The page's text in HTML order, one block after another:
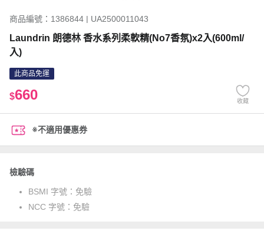
商品編號：1386844 | UA2500011043
Laundrin 朗德林 香水系列柔軟精(No7香氛)x2入(600ml/
入)
此商品免運
$660 收藏
※不適用優惠券
檢驗碼
BSMI 字號： 免驗
NCC 字號： 免驗